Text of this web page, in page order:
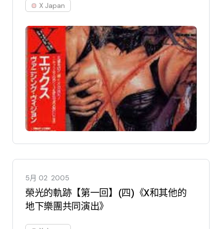
X Japan
5月 02 2005
榮光的軌跡【第一回】(四)《X和其他的
地下樂團共同演出》